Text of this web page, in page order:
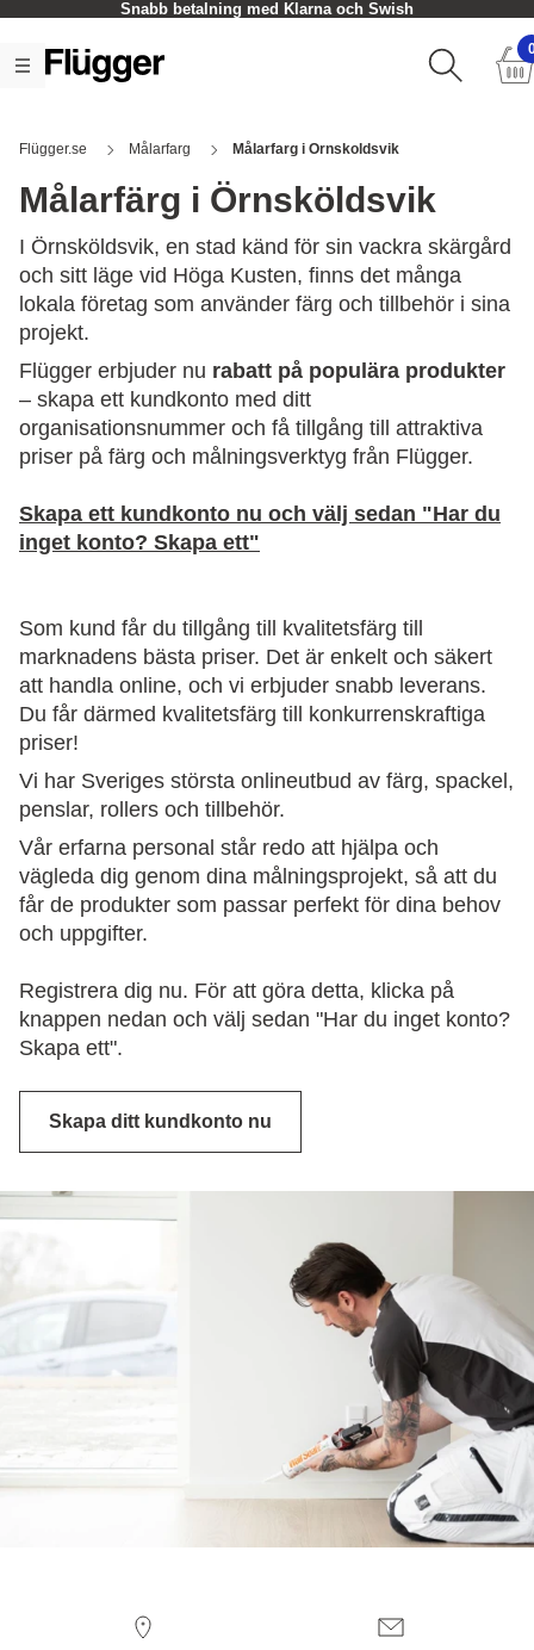
Snabb betalning med Klarna och Swish
Flügger.se Målarfarg Målarfarg i Ornskoldsvik
Målarfärg i Örnsköldsvik
I Örnsköldsvik, en stad känd för sin vackra skärgård
och sitt läge vid Höga Kusten, finns det många
lokala företag som använder färg och tillbehör i sina
projekt.
Flügger erbjuder nu rabatt på populära produkter
– skapa ett kundkonto med ditt
organisationsnummer och få tillgång till attraktiva
priser på färg och målningsverktyg från Flügger.
Skapa ett kundkonto nu och välj sedan "Har du
inget konto? Skapa ett"
Som kund får du tillgång till kvalitetsfärg till
marknadens bästa priser. Det är enkelt och säkert
att handla online, och vi erbjuder snabb leverans.
Du får därmed kvalitetsfärg till konkurrenskraftiga
priser!
Vi har Sveriges största onlineutbud av färg, spackel,
penslar, rollers och tillbehör.
Vår erfarna personal står redo att hjälpa och
vägleda dig genom dina målningsprojekt, så att du
får de produkter som passar perfekt för dina behov
och uppgifter.
Registrera dig nu. För att göra detta, klicka på
knappen nedan och välj sedan "Har du inget konto?
Skapa ett".
Skapa ditt kundkonto nu